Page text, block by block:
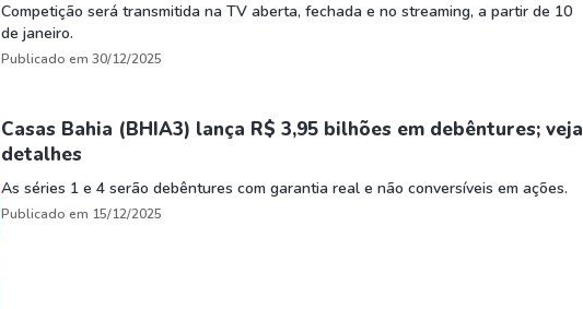
Competição será transmitida na TV aberta, fechada e no streaming, a partir de 10
de janeiro.
Publicado em 30/12/2025
Casas Bahia (BHIA3) lança R$ 3,95 bilhões em debêntures; veja
detalhes
As séries 1 e 4 serão debêntures com garantia real e não conversíveis em ações.
Publicado em 15/12/2025